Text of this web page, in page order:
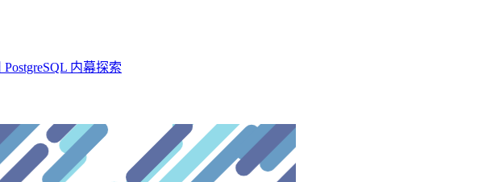
PostgreSQL 内幕探索